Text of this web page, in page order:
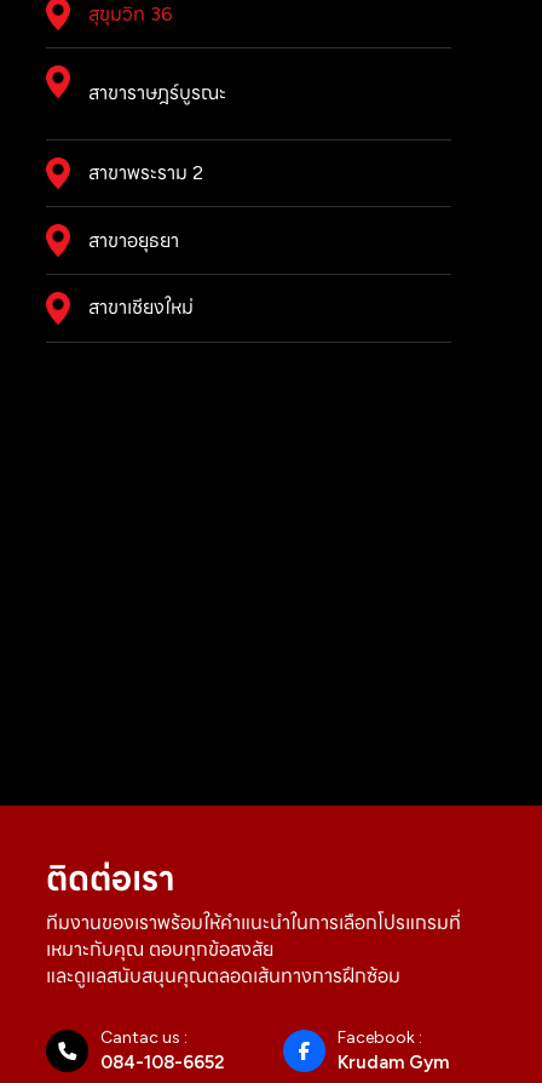
สุขุมวิท 36
สาขาราษฎร์บูรณะ
สาขาพระราม 2
สาขาอยุธยา
สาขาเชียงใหม่
ติดต่อเรา
ทีมงานของเราพร้อมให้คำแนะนำในการเลือกโปรแกรมที่
เหมาะกับคุณ ตอบทุกข้อสงสัย
และดูแลสนับสนุนคุณตลอดเส้นทางการฝึกซ้อม
Cantac us :
084-108-6652
Facebook :
Krudam Gym